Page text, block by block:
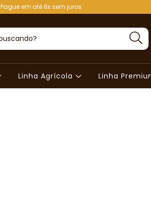
Pague em até 6x sem juros
Linha Agrícola Linha